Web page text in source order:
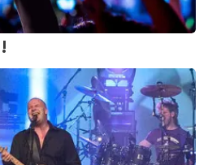
50 jaar in Concert